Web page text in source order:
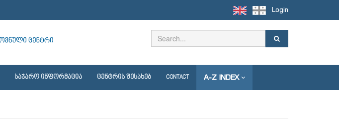
Login
ᲡᲐᲯᲐᲠᲝ ᲘᲜᲤᲝᲠᲛᲐᲪᲘᲐ ᲪᲔᲜᲢᲠᲘᲡ ᲨᲔᲡᲐᲮᲔᲑ CONTACT A-Z INDEX